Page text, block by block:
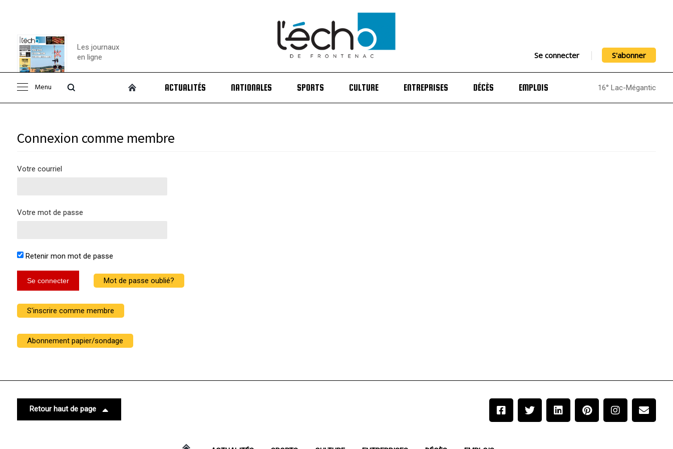
Consulter le
Les journaux
en ligne
Se connecter S'abonner
Menu ACTUALITÉS NATIONALES SPORTS CULTURE ENTREPRISES DÉCÈS EMPLOIS 16° Lac-Mégantic
Connexion comme membre
Votre courriel
Votre mot de passe
Retenir mon mot de passe
Se connecter Mot de passe oublié?
S'inscrire comme membre
Abonnement papier/sondage
Retour haut de page